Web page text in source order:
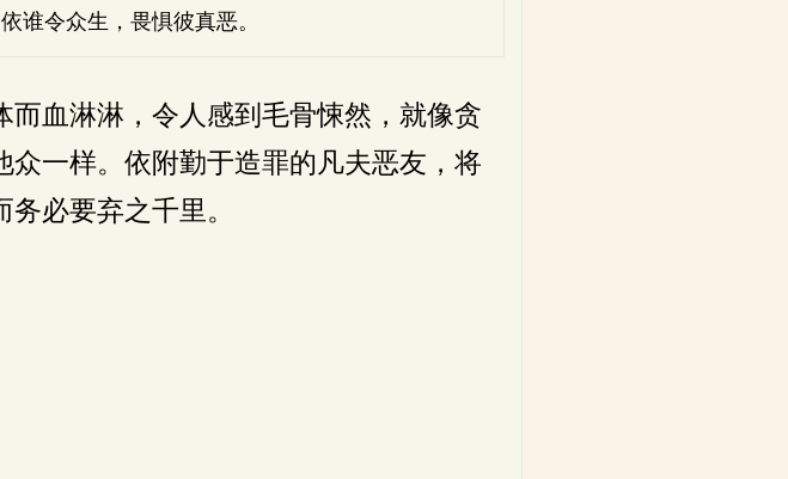
依谁令众生，畏惧彼真恶。
血淋淋，令人感到毛骨悚然，就像贪
一样。依附勤于造罪的凡夫恶友，将
必要弃之千里。